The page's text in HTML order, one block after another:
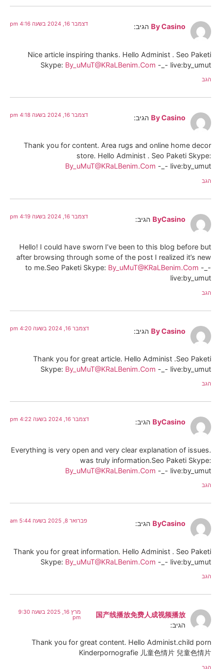
By Casino הגיב: דצמבר 16, 2024 בשעה 4:16 pm
Nice article inspiring thanks. Hello Administ . Seo Paketi
Skype: By_uMuT@KRaLBenim.Com -_- live:by_umut
הגב
By Casino הגיב: דצמבר 16, 2024 בשעה 4:18 pm
Thank you for content. Area rugs and online home decor
store. Hello Administ . Seo Paketi Skype:
By_uMuT@KRaLBenim.Com -_- live:by_umut
הגב
ByCasino הגיב: דצמבר 16, 2024 בשעה 4:19 pm
Hello! I could have sworn I’ve been to this blog before but
after browsing through some of the post I realized it’s new
to me.Seo Paketi Skype: By_uMuT@KRaLBenim.Com -_-
live:by_umut
הגב
By Casino הגיב: דצמבר 16, 2024 בשעה 4:20 pm
Thank you for great article. Hello Administ .Seo Paketi
Skype: By_uMuT@KRaLBenim.Com -_- live:by_umut
הגב
ByCasino הגיב: דצמבר 16, 2024 בשעה 4:22 pm
Everything is very open and very clear explanation of issues.
was truly information.Seo Paketi Skype:
By_uMuT@KRaLBenim.Com -_- live:by_umut
הגב
ByCasino הגיב: פברואר 8, 2025 בשעה 5:44 am
Thank you for great information. Hello Administ . Seo Paketi
Skype: By_uMuT@KRaLBenim.Com -_- live:by_umut
הגב
国产线播放免费人成视频播放
הגיב:
מרץ 16, 2025 בשעה 9:30
pm
Thank you for great content. Hello Administ.child porn
Kinderpornografie 儿童色情片 兒童色情片
הגב